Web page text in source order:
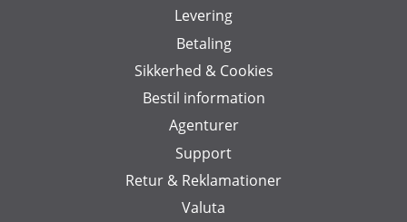
Levering
Betaling
Sikkerhed & Cookies
Bestil information
Agenturer
Support
Retur & Reklamationer
Valuta